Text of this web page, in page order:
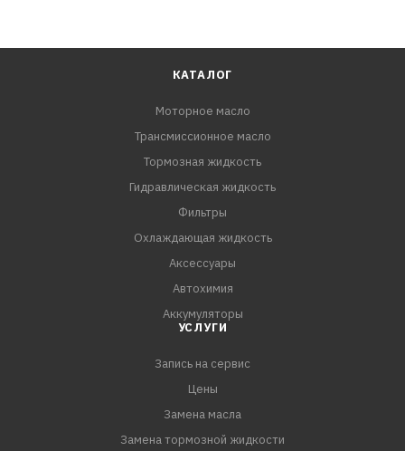
КАТАЛОГ
Моторное масло
Трансмиссионное масло
Тормозная жидкость
Гидравлическая жидкость
Фильтры
Охлаждающая жидкость
Аксессуары
Автохимия
Аккумуляторы
УСЛУГИ
Запись на сервис
Цены
Замена масла
Замена тормозной жидкости